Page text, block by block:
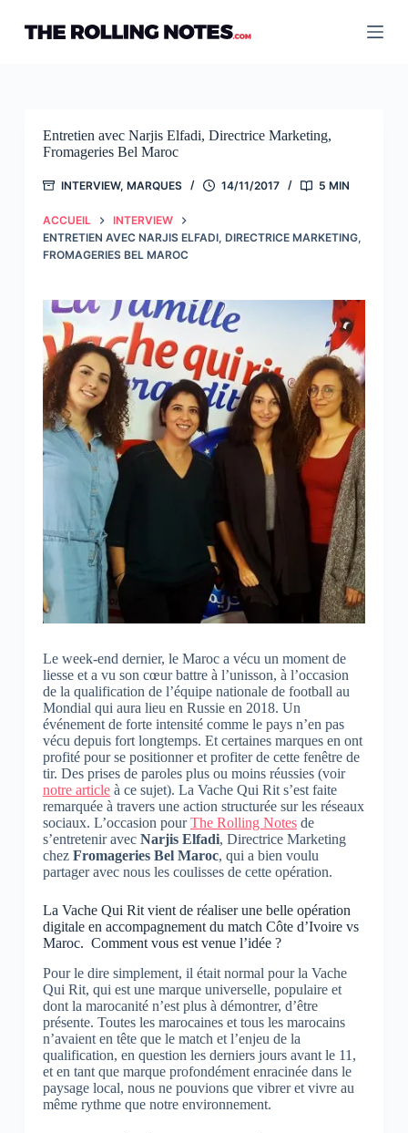
contenu
Entretien avec Narjis Elfadi, Directrice Marketing,
Fromageries Bel Maroc
INTERVIEW, MARQUES 14/11/2017 5 MIN
ACCUEIL
INTERVIEW
ENTRETIEN AVEC NARJIS ELFADI, DIRECTRICE MARKETING,
FROMAGERIES BEL MAROC
Le week-end dernier, le Maroc a vécu un moment de
liesse et a vu son cœur battre à l’unisson, à l’occasion
de la qualification de l’équipe nationale de football au
Mondial qui aura lieu en Russie en 2018. Un
événement de forte intensité comme le pays n’en pas
vécu depuis fort longtemps. Et certaines marques en ont
profité pour se positionner et profiter de cette fenêtre de
tir. Des prises de paroles plus ou moins réussies (voir
notre articleà ce sujet). La Vache Qui Rit s’est faite
remarquée à travers une action structurée sur les réseaux
sociaux. L’occasion pourThe Rolling Notesde
s’entretenir avec Narjis Elfadi, Directrice Marketing
chez Fromageries Bel Maroc, qui a bien voulu
partager avec nous les coulisses de cette opération.
La Vache Qui Rit vient de réaliser une belle opération
digitale en accompagnement du match Côte d’Ivoire vs
Maroc. Comment vous est venue l’idée ?
Pour le dire simplement, il était normal pour la Vache
Qui Rit, qui est une marque universelle, populaire et
dont la marocanité n’est plus à démontrer, d’être
présente. Toutes les marocaines et tous les marocains
n’avaient en tête que le match et l’enjeu de la
qualification, en question les derniers jours avant le 11,
et en tant que marque profondément enracinée dans le
paysage local, nous ne pouvions que vibrer et vivre au
même rythme que notre environnement.